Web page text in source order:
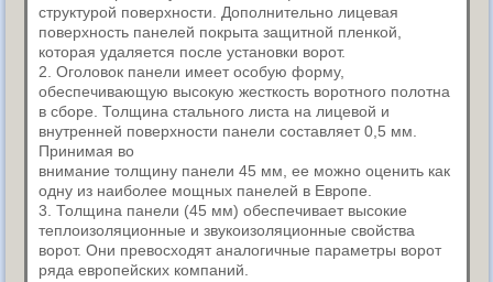
структурой поверхности. Дополнительно лицевая
поверхность панелей покрыта защитной пленкой,
которая удаляется после установки ворот.
2. Оголовок панели имеет особую форму,
обеспечивающую высокую жесткость воротного полотна
в сборе. Толщина стального листа на лицевой и
внутренней поверхности панели составляет 0,5 мм.
Принимая во
внимание толщину панели 45 мм, ее можно оценить как
одну из наиболее мощных панелей в Европе.
3. Толщина панели (45 мм) обеспечивает высокие
теплоизоляционные и звукоизоляционные свойства
ворот. Они превосходят аналогичные параметры ворот
ряда европейских компаний.